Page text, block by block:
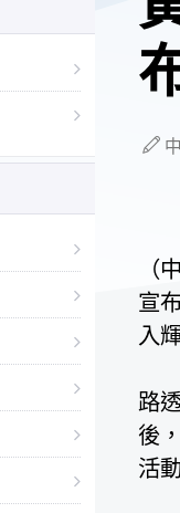
（
宣
入
路
後
活